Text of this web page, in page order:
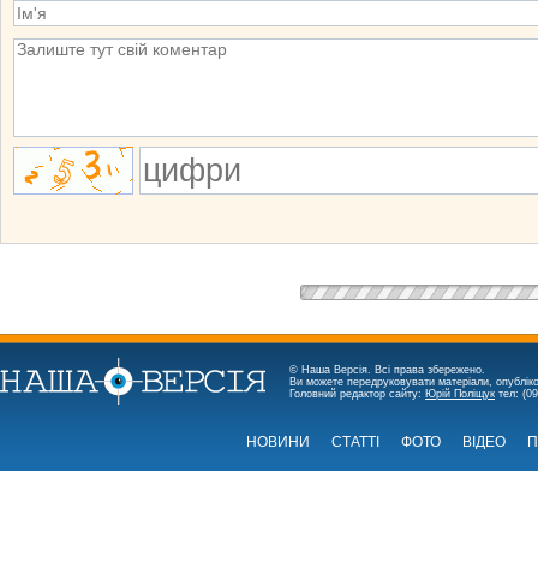
© Наша Версія. Всі права збережено.
Ви можете передруковувати матеріали,
Головний редактор сайту: Юрій Поліщук тел:
НОВИНИ СТАТТІ ФОТО ВІДЕО